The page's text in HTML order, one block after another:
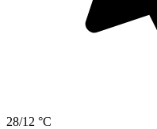
28/12 °C